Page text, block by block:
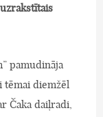
pamudināja
tēmai diemžēl
Čaka daiļradi,